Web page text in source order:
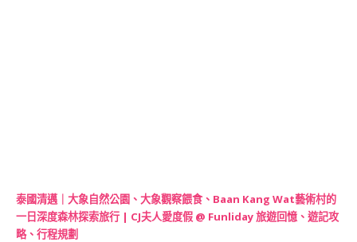
泰國清邁｜大象自然公園、大象觀察餵食、Baan Kang Wat藝術村的
一日深度森林探索旅行 | CJ夫人愛度假 @ Funliday 旅遊回憶、遊記攻
略、行程規劃